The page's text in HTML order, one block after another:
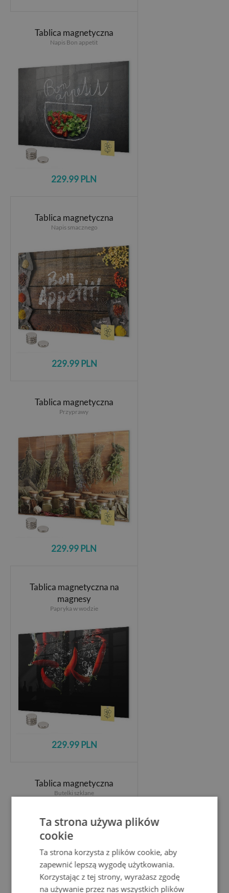
Tablica magnetyczna
Napis Bon appetit
229.99 PLN
Tablica magnetyczna
Napis smacznego
229.99 PLN
Tablica magnetyczna
Przyprawy
229.99 PLN
Tablica magnetyczna na
magnesy
Papryka w wodzie
229.99 PLN
Tablica magnetyczna
Butelki szklane
Ta strona używa plików
cookie
Ta strona korzysta z plików cookie, aby
zapewnić lepszą wygodę użytkowania.
Korzystając z tej strony, wyrażasz zgodę
na używanie przez nas wszystkich plików